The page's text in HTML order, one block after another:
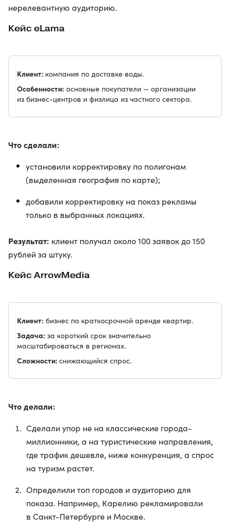
нерелевантную аудиторию.
Кейс eLama
Клиент: компания по доставке воды.
Особенности: основные покупатели — организации
из бизнес-центров и физлица из частного сектора.
Что сделали:
установили корректировку по полигонам
(выделенная география по карте);
добавили корректировку на показ рекламы
только в выбранных локациях.
Результат: клиент получал около 100 заявок до 150
рублей за штуку.
Кейс ArrowMedia
Клиент: бизнес по краткосрочной аренде квартир.
Задача: за короткий срок значительно
масштабироваться в регионах.
Сложности: снижающийся спрос.
Что делали:
Сделали упор не на классические города-
миллионники, а на туристические направления,
где трафик дешевле, ниже конкуренция, а спрос
на туризм растет.
Определили топ городов и аудиторию для
показа. Например, Карелию рекламировали
в Санкт-Петербурге и Москве.